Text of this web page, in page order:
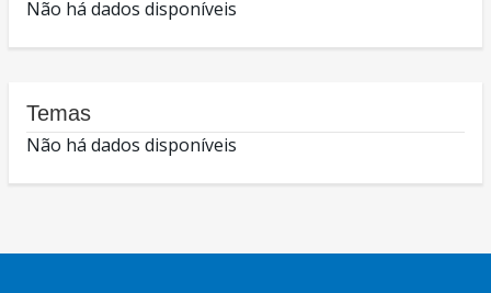
Não há dados disponíveis
Temas
Não há dados disponíveis